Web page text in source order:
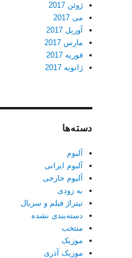
ژوئن 2017
می 2017
آوریل 2017
مارس 2017
فوریه 2017
ژانویه 2017
دسته‌ها
آلبوم
آلبوم ایرانی
آلبوم خارجی
به زودی
تیتراژ فیلم و سریال
دسته‌بندی نشده
منتخب
موزیک
موزیک آذری